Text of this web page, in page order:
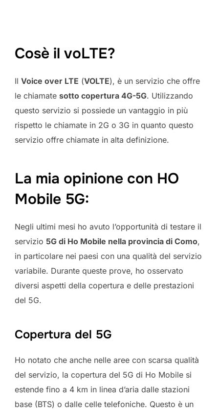
Cosè il voLTE?
Il Voice over LTE (VOLTE), è un servizio che offre
le chiamate sotto copertura 4G-5G. Utilizzando
questo servizio si possiede un vantaggio in più
rispetto le chiamate in 2G o 3G in quanto questo
servizio offre chiamate in alta definizione.
La mia opinione con HO
Mobile 5G:
Negli ultimi mesi ho avuto l’opportunità di testare il
servizio 5G di Ho Mobile nella provincia di Como,
in particolare nei paesi con una qualità del servizio
variabile. Durante queste prove, ho osservato
diversi aspetti della copertura e delle prestazioni
del 5G.
Copertura del 5G
Ho notato che anche nelle aree con scarsa qualità
del servizio, la copertura del 5G di Ho Mobile si
estende fino a 4 km in linea d’aria dalle stazioni
base (BTS) o dalle celle telefoniche. Questo è un